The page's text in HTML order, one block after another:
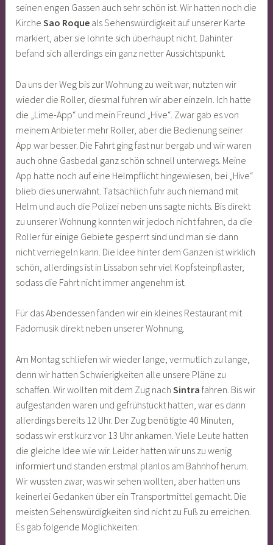
seinen engen Gassen auch sehr schön ist. Wir hatten noch die
KircheSao Roque als Sehenswürdigkeit auf unserer Karte
markiert, aber sie lohnte sich überhaupt nicht. Dahinter
befand sich allerdings ein ganz netter Aussichtspunkt.
Da uns der Weg bis zur Wohnung zu weit war, nutzten wir
wieder die Roller, diesmal fuhren wir aber einzeln. Ich hatte
die „Lime-App“ und mein Freund „Hive“. Zwar gab es von
meinem Anbieter mehr Roller, aber die Bedienung seiner
App war besser. Die Fahrt ging fast nur bergab und wir waren
auch ohne Gasbedal ganz schön schnell unterwegs. Meine
App hatte noch auf eine Helmpflicht hingewiesen, bei „Hive“
blieb dies unerwähnt. Tatsächlich fuhr auch niemand mit
Helm und auch die Polizei neben uns sagte nichts. Bis direkt
zu unserer Wohnung konnten wir jedoch nicht fahren, da die
Roller für einige Gebiete gesperrt sind und man sie dann
nicht verriegeln kann. Die Idee hinter dem Ganzen ist wirklich
schön, allerdings ist in Lissabon sehr viel Kopfsteinpflaster,
sodass die Fahrt nicht immer angenehm ist.
Für das Abendessen fanden wir ein kleines Restaurant mit
Fadomusik direkt neben unserer Wohnung.
Am Montag schliefen wir wieder lange, vermutlich zu lange,
denn wir hatten Schwierigkeiten alle unsere Pläne zu
schaffen. Wir wollten mit dem Zug nachSintra fahren. Bis wir
aufgestanden waren und gefrühstückt hatten, war es dann
allerdings bereits 12 Uhr. Der Zug benötigte 40 Minuten,
sodass wir erst kurz vor 13 Uhr ankamen. Viele Leute hatten
die gleiche Idee wie wir. Leider hatten wir uns zu wenig
informiert und standen erstmal planlos am Bahnhof herum.
Wir wussten zwar, was wir sehen wollten, aber hatten uns
keinerlei Gedanken über ein Transportmittel gemacht. Die
meisten Sehenswürdigkeiten sind nicht zu Fuß zu erreichen.
Es gab folgende Möglichkeiten: